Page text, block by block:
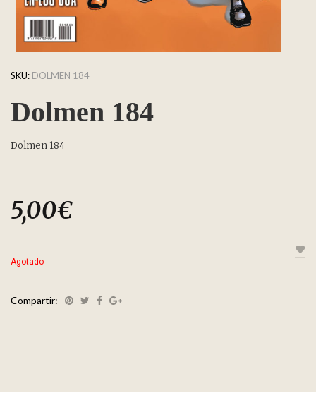
SKU: DOLMEN 184
Dolmen 184
Dolmen 184
5,00€
Agotado
Compartir: